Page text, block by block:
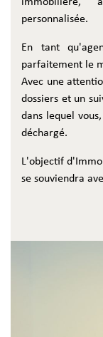
personnalisée.
En tant
parfaitement le
Avec une
dossiers et un
dans lequel
déchargé.
L'objectif
se souviendra